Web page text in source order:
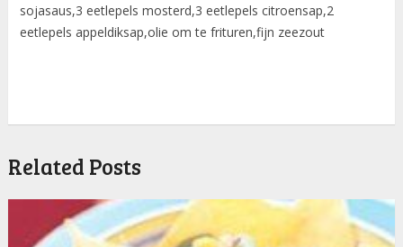
sojasaus,3 eetlepels mosterd,3 eetlepels citroensap,2
eetlepels appeldiksap,olie om te frituren,fijn zeezout
Related Posts